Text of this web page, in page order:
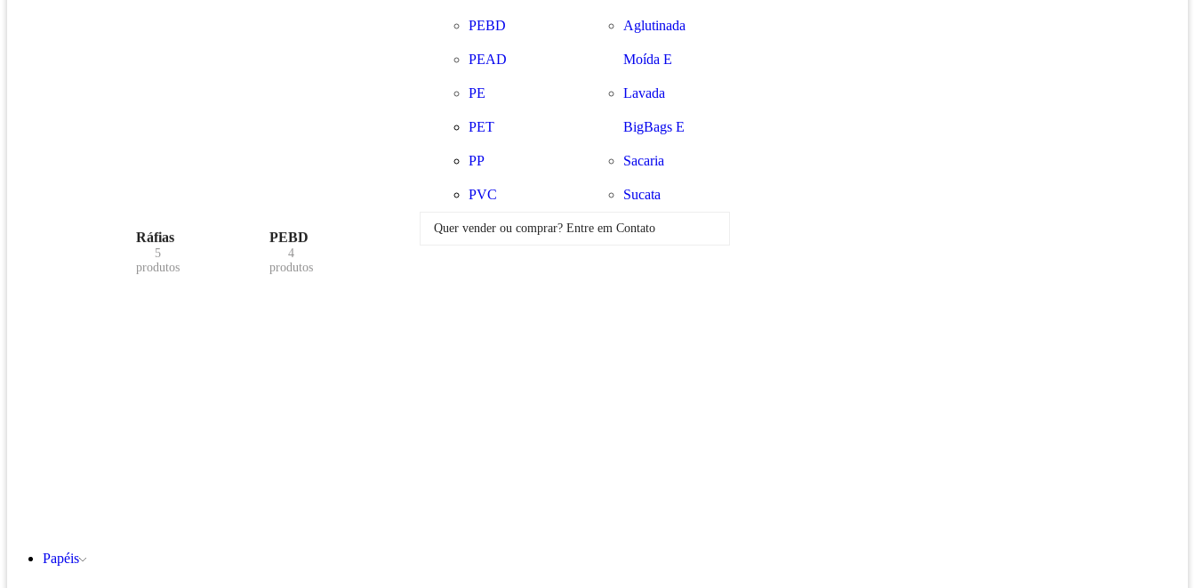
Ráfias
5
produtos
PEBD
4
produtos
PEBD
PEAD
PE
PET
PP
PVC
Aglutinada
Moída E
Lavada
BigBags E
Sacaria
Sucata
Quer vender ou comprar? Entre em Contato
Papéis